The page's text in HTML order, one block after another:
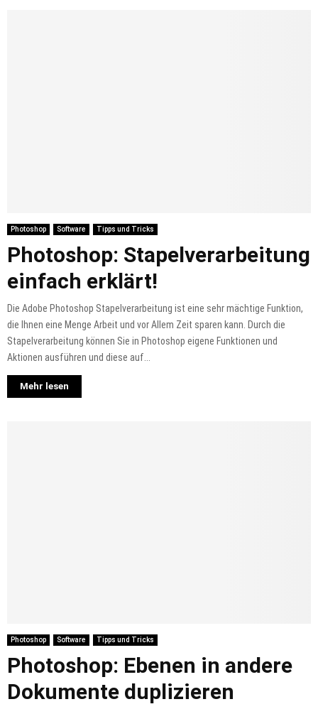
Photoshop Software Tipps und Tricks
Photoshop: Stapelverarbeitung
einfach erklärt!
Die Adobe Photoshop Stapelverarbeitung ist eine sehr mächtige Funktion,
die Ihnen eine Menge Arbeit und vor Allem Zeit sparen kann. Durch die
Stapelverarbeitung können Sie in Photoshop eigene Funktionen und
Aktionen ausführen und diese auf...
Mehr lesen
Photoshop Software Tipps und Tricks
Photoshop: Ebenen in andere
Dokumente duplizieren